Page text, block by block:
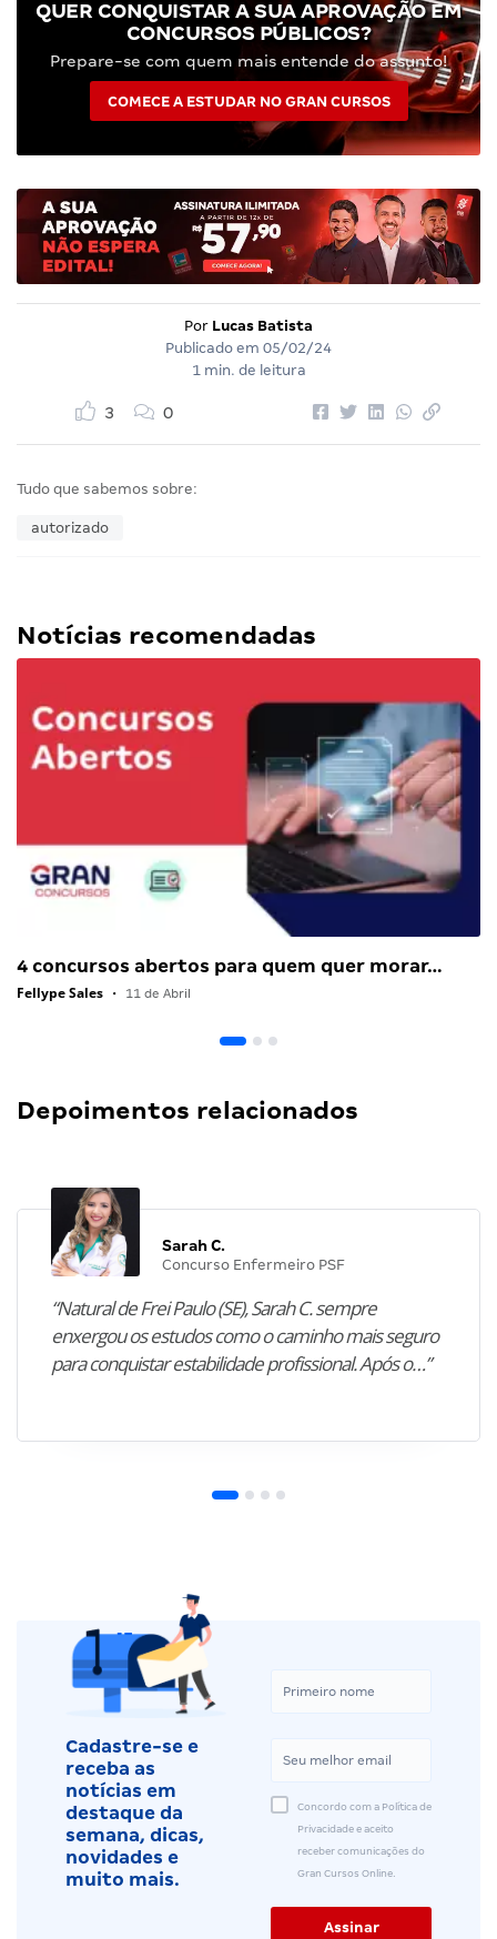
QUER CONQUISTAR A SUA APROVAÇÃO EM
CONCURSOS PÚBLICOS?
Prepare-se com quem mais entende do assunto!
COMECE A ESTUDAR NO GRAN CURSOS
Por Lucas Batista
Publicado em 05/02/24
1 min. de leitura
3 0
Tudo que sabemos sobre:
autorizado
Notícias recomendadas
4 concursos abertos para quem quer morar…
Fellype Sales • 11 de Abril
Depoimentos relacionados
Sarah C.
Concurso Enfermeiro PSF
“Natural de Frei Paulo (SE), Sarah C. sempre
enxergou os estudos como o caminho mais seguro
para conquistar estabilidade profissional. Após o…”
Cadastre-se e
receba as
notícias em
destaque da
semana, dicas,
novidades e
muito mais.
Concordo com a Política de
Privacidade e aceito
receber comunicações do
Gran Cursos Online.